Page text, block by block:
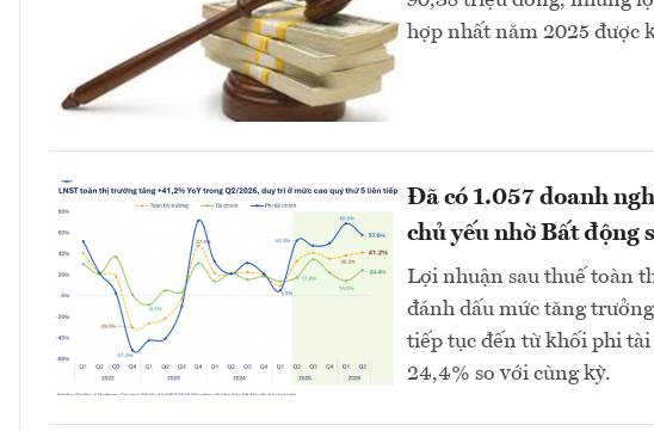
hợp nhất năm 2025 được
Đã có 1.057 doanh
chủ yếu nhờ Bất động
Lợi nhuận sau thuế toàn
đánh dấu mức tăng
tiếp tục đến từ khối phi
24,4% so với cùng kỳ.